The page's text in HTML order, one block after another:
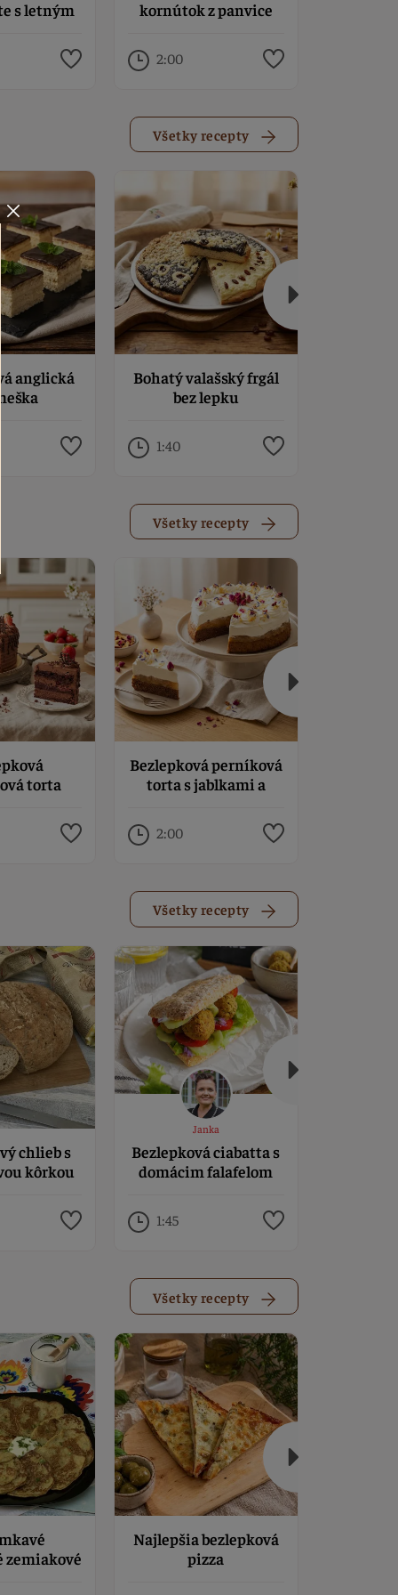
s letným
kornútok z panvice
2:00
Všetky recepty
anglická
Bohatý valašský frgál
bez lepku
1:40
Všetky recepty
torta
Bezlepková perníková
torta s jablkami a
2:00
Všetky recepty
chlieb s
kôrkou
Janka
Bezlepková ciabatta s
domácim falafelom
1:45
Všetky recepty
zemiakové
Najlepšia bezlepková
pizza